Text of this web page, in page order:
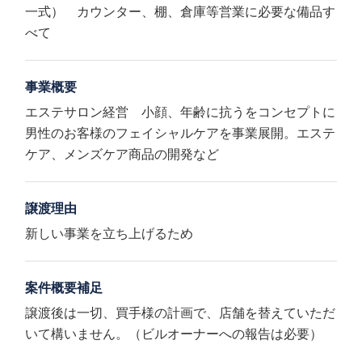
一式） カウンター、棚、倉庫等営業に必要な備品す
べて
事業概要
エステサロン経営 小顔、年齢に抗うをコンセプトに
男性のお客様のフェイシャルケアを事業展開。エステ
ケア、メンズケア商品の開発など
譲渡理由
新しい事業を立ち上げるため
案件概要補足
譲渡後は一切、買手様の計画で、店舗を替えていただ
いて構いません。（ビルオーナーへの報告は必要）